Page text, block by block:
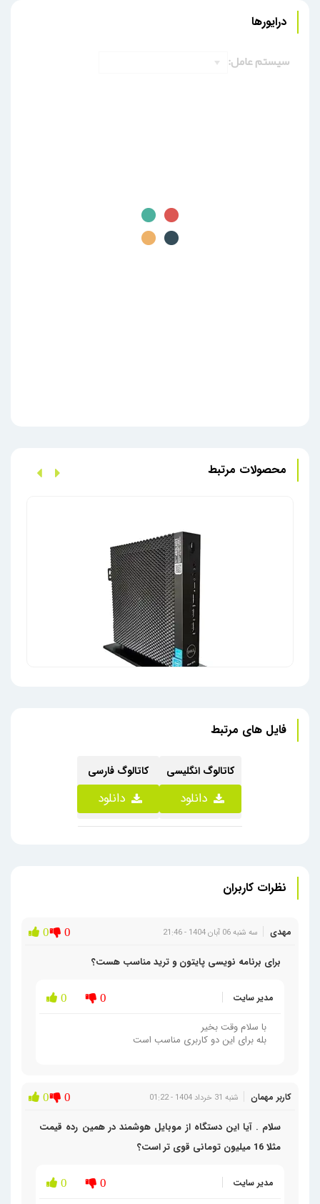
درایورها
محصولات مرتبط
فایل های مرتبط
کاتالوگ انگلیسی
دانلود
کاتالوگ فارسی
دانلود
نظرات کاربران
مهدی سه شنبه 06 آبان 1404 - 21:46 0 0
برای برنامه نویسی پایتون و ترید مناسب هست؟
مدیر سایت 0 0
با سلام وقت بخیر
بله برای این دو کاربری مناسب است
کاربر مهمان شنبه 31 خرداد 1404 - 01:22 0 0
سلام . آیا این دستگاه از موبایل هوشمند در همین رده قیمت
مثلا 16 میلیون تومانی قوی تر است؟
مدیر سایت 0 0